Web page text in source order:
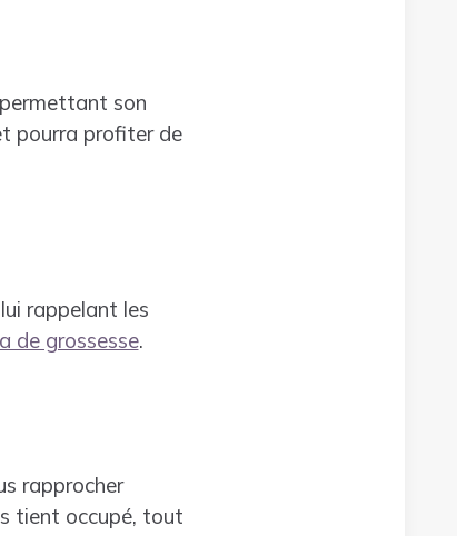
permettant son
pourra profiter de
rappelant les
de grossesse.
rapprocher
tient occupé, tout